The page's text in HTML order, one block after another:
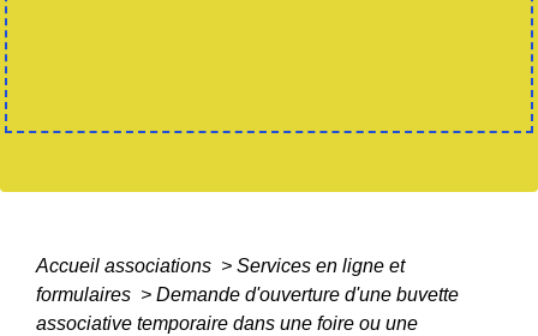
Accueil associations > Services en ligne et
formulaires > Demande d'ouverture d'une buvette
associative temporaire dans une foire ou une